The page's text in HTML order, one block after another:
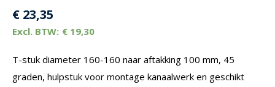
€ 23,35
€ 19,30
T-stuk diameter 160-160 naar aftakking 100 mm, 45
graden, hulpstuk voor montage kanaalwerk en geschikt